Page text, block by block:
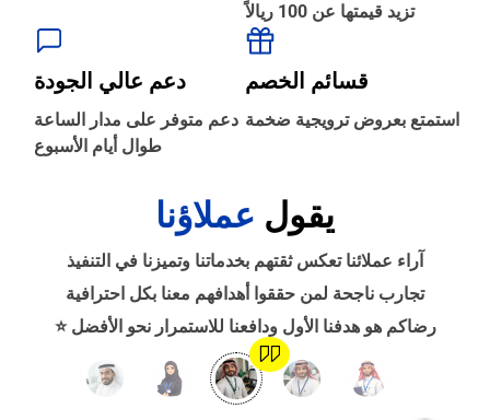
تزيد قيمتها عن 100 ريالاً
قسائم الخصم
استمتع بعروض ترويجية ضخمة
دعم عالي الجودة
دعم متوفر على مدار الساعة
طوال أيام الأسبوع
يقول عملاؤنا
آراء عملائنا تعكس ثقتهم بخدماتنا وتميزنا في التنفيذ
تجارب ناجحة لمن حققوا أهدافهم معنا بكل احترافية
رضاكم هو هدفنا الأول ودافعنا للاستمرار نحو الأفضل ⭐
الطباعة والأدوات المكتبية
حجز طيران ‹
الوظائف ‹
تصميم موقع/متجر/تطبيق